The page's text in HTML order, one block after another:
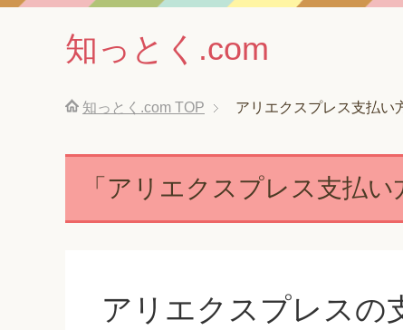
知っとく.com
知っとく.com TOP アリエクスプレス支払い
「アリエクスプレス支払
アリエクスプレスの